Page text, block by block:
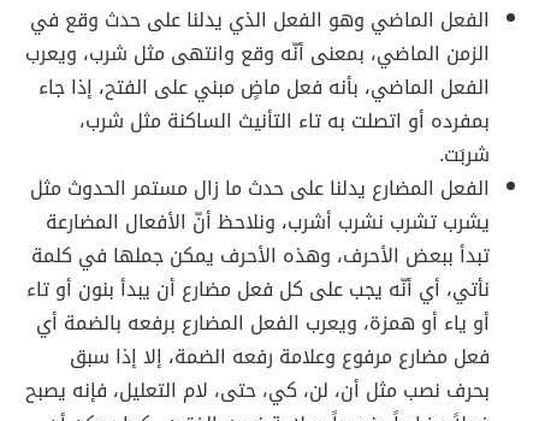
الفعل الماضي وهو الفعل الذي يدلنا على حدث وقع في
الزمن الماضي، بمعنى أنّه وقع وانتهى مثل شرب، ويعرب
الفعل الماضي، بأنه فعل ماضٍ مبني على الفتح، إذا جاء
بمفرده أو اتصلت به تاء التأنيث الساكنة مثل شرب،
شربَت.
الفعل المضارع يدلنا على حدث ما زال مستمر الحدوث مثل
يشرب تشرب نشرب أشرب، ونلاحظ أنّ الأفعال المضارعة
تبدأ ببعض الأحرف، وهذه الأحرف يمكن جملها في كلمة
نأتي، أي أنّه يجب على كل فعل مضارع أن يبدأ بنون أو تاء
أو ياء أو همزة، ويعرب الفعل المضارع برفعه بالضمة أي
فعل مضارع مرفوع وعلامة رفعه الضمة، إلا إذا سبق
بحرف نصب مثل أن، لن، كي، حتى، لام التعليل، فإنه يصبح